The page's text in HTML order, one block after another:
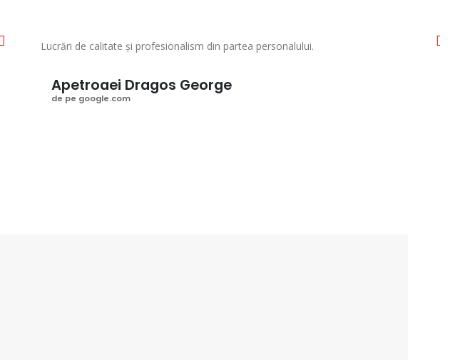
Lucrări de calitate și profesionalism din partea personalului.
Apetroaei Dragos George
de pe google.com